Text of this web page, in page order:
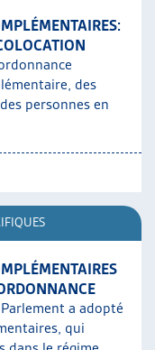
des
personnes en
a adopté
qui